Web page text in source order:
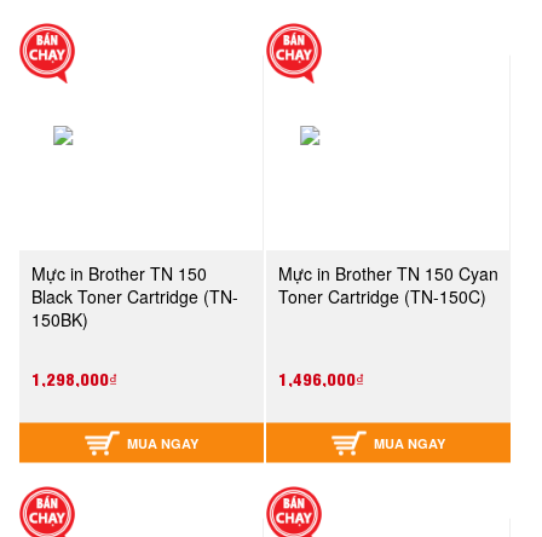
Mực in Brother TN 150
Black Toner Cartridge (TN-
150BK)
1,298,000₫
MUA NGAY
Mực in Brother TN 150 Cyan
Toner Cartridge (TN-150C)
1,496,000₫
MUA NGAY